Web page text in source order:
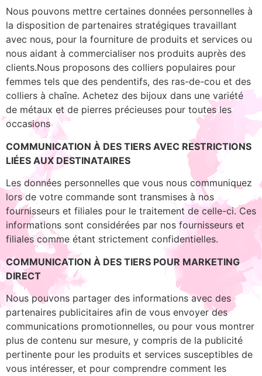
Nous pouvons mettre certaines données personnelles à
la disposition de partenaires stratégiques travaillant
avec nous, pour la fourniture de produits et services ou
nous aidant à commercialiser nos produits auprès des
clients.Nous proposons des colliers populaires pour
femmes tels que des pendentifs, des ras-de-cou et des
colliers à chaîne. Achetez des bijoux dans une variété
de métaux et de pierres précieuses pour toutes les
occasions
COMMUNICATION À DES TIERS AVEC RESTRICTIONS
LIÉES AUX DESTINATAIRES
Les données personnelles que vous nous communiquez
lors de votre commande sont transmises à nos
fournisseurs et filiales pour le traitement de celle-ci. Ces
informations sont considérées par nos fournisseurs et
filiales comme étant strictement confidentielles.
COMMUNICATION À DES TIERS POUR MARKETING
DIRECT
Nous pouvons partager des informations avec des
partenaires publicitaires afin de vous envoyer des
communications promotionnelles, ou pour vous montrer
plus de contenu sur mesure, y compris de la publicité
pertinente pour les produits et services susceptibles de
vous intéresser, et pour comprendre comment les